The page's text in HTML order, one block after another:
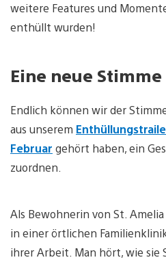
weitere Features und
enthüllt wurden!
Eine neue
Endlich können wir der
aus unserem
Februar gehört haben, ein
zuordnen.
Als Bewohnerin von St.
in einer örtlichen
ihrer Arbeit. Man hört, wie sie